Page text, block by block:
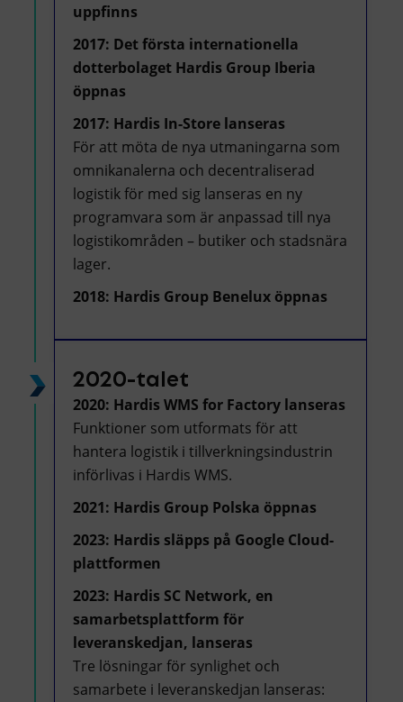
uppfinns
2017: Det första internationella
dotterbolaget Hardis Group Iberia
öppnas
2017: Hardis In-Store lanseras
För att möta de nya utmaningarna som
omnikanalerna och decentraliserad
logistik för med sig lanseras en ny
programvara som är anpassad till nya
logistikområden – butiker och stadsnära
lager.
2018: Hardis Group Benelux öppnas
2020-talet
2020: Hardis WMS for Factory lanseras
Funktioner som utformats för att
hantera logistik i tillverkningsindustrin
införlivas i Hardis WMS.
2021: Hardis Group Polska öppnas
2023: Hardis släpps på Google Cloud-
plattformen
2023: Hardis SC Network, en
samarbetsplattform för
leveranskedjan, lanseras
Tre lösningar för synlighet och
samarbete i leveranskedjan lanseras: